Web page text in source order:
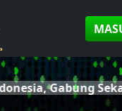
Gabung